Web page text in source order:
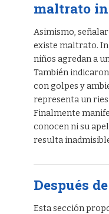
maltrato
Asimismo,
existe maltrato.
niños agredan a
También
con golpes y
representa un
Finalmente
conocen ni su
resulta
Después
Esta sección